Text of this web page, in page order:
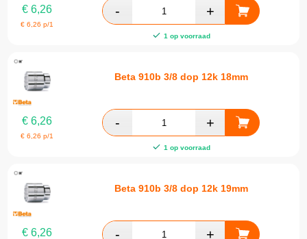
€ 6,26
€6,26 p/1
1 op voorraad
Beta 910b 3/8 dop 12k 18mm
€ 6,26
€6,26 p/1
1 op voorraad
Beta 910b 3/8 dop 12k 19mm
€ 6,26